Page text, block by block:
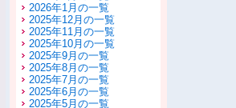
2026年1月の一覧
2025年12月の一覧
2025年11月の一覧
2025年10月の一覧
2025年9月の一覧
2025年8月の一覧
2025年7月の一覧
2025年6月の一覧
2025年5月の一覧